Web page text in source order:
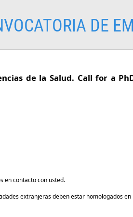
DE
de la Salud. Call for a
en contacto con usted.
extranjeras deben estar homologados en